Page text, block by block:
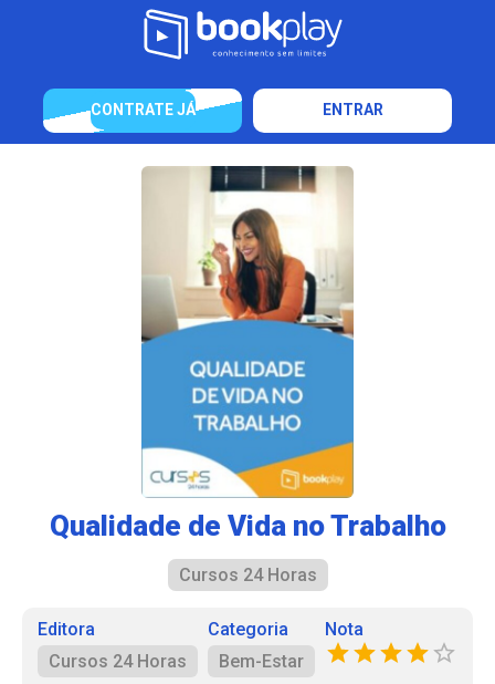
CONTRATE JÁ ENTRAR
Qualidade de Vida no Trabalho
Cursos 24 Horas
Editora
Cursos 24 Horas
Categoria
Bem-Estar
Nota